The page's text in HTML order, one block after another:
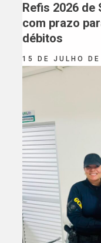
Refis 2026 de
com prazo
débitos
15 DE JULHO